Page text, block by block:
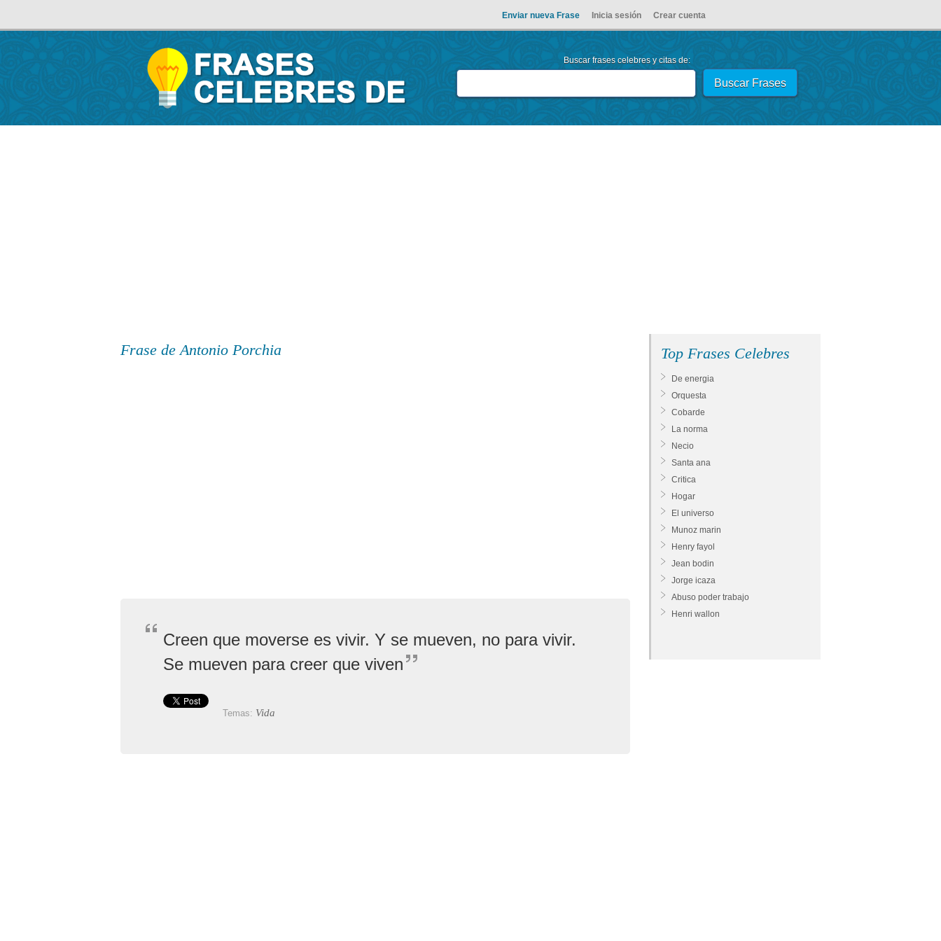
Enviar nueva Frase Inicia sesión Crear cuenta
Buscar frases celebres y citas de:
Frase de Antonio Porchia
Creen que moverse es vivir. Y se mueven, no para vivir.
Se mueven para creer que viven
Temas: Vida
Top Frases Celebres
De energia
Orquesta
Cobarde
La norma
Necio
Santa ana
Critica
Hogar
El universo
Munoz marin
Henry fayol
Jean bodin
Jorge icaza
Abuso poder trabajo
Henri wallon